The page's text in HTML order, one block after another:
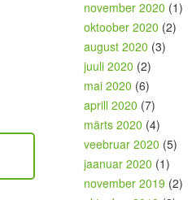
november 2020 (1)
oktoober 2020 (2)
august 2020 (3)
juuli 2020 (2)
mai 2020 (6)
aprill 2020 (7)
märts 2020 (4)
veebruar 2020 (5)
jaanuar 2020 (1)
november 2019 (2)